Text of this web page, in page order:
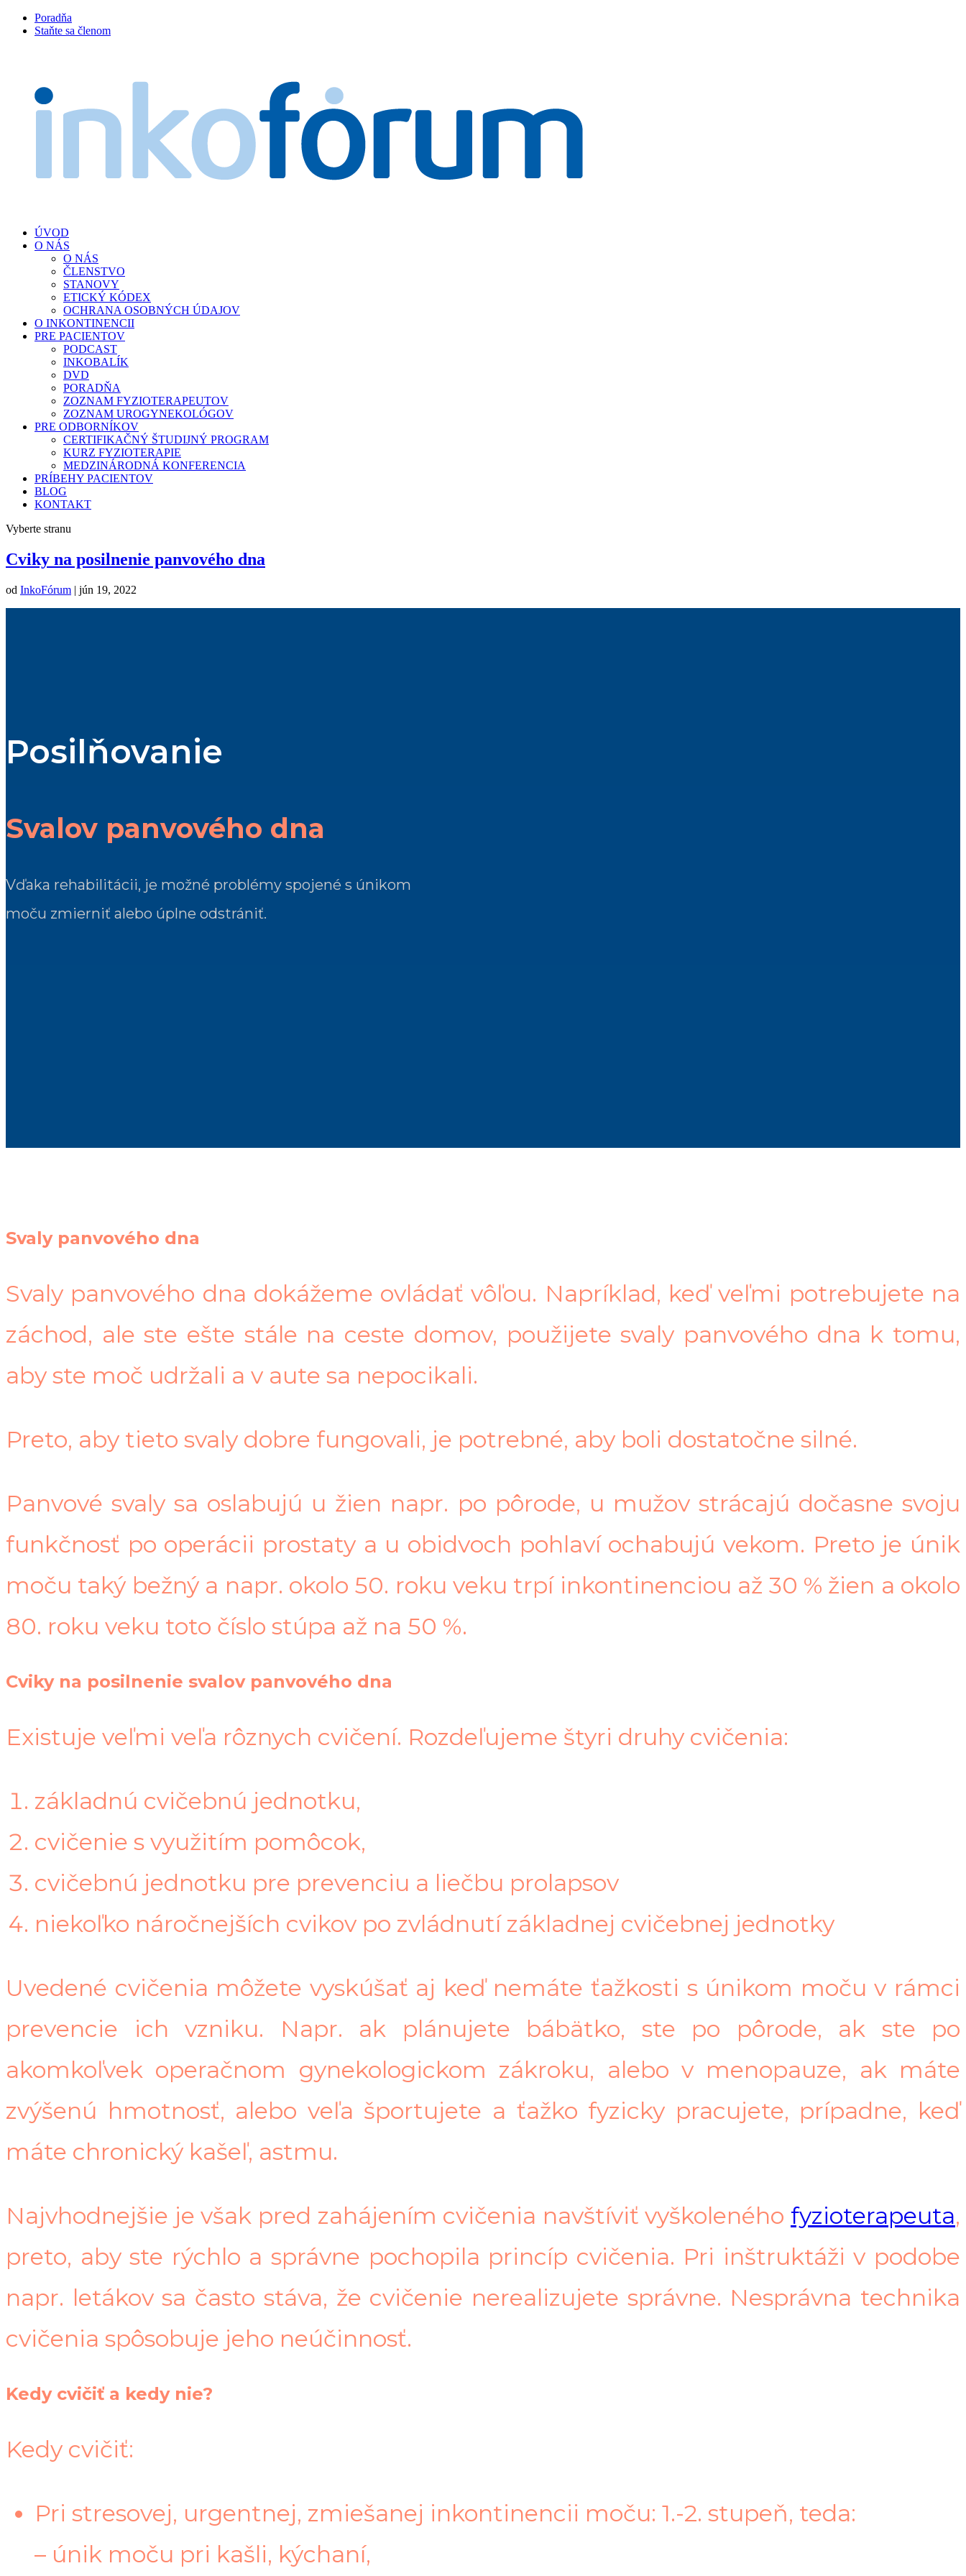
Poradňa
Staňte sa členom
ÚVOD
O NÁS
O NÁS
ČLENSTVO
STANOVY
ETICKÝ KÓDEX
OCHRANA OSOBNÝCH ÚDAJOV
O INKONTINENCII
PRE PACIENTOV
PODCAST
INKOBALÍK
DVD
PORADŇA
ZOZNAM FYZIOTERAPEUTOV
ZOZNAM UROGYNEKOLÓGOV
PRE ODBORNÍKOV
CERTIFIKAČNÝ ŠTUDIJNÝ PROGRAM
KURZ FYZIOTERAPIE
MEDZINÁRODNÁ KONFERENCIA
PRÍBEHY PACIENTOV
BLOG
KONTAKT
Vyberte stranu
Cviky na posilnenie panvového dna
od InkoFórum | jún 19, 2022
Posilňovanie
Svalov panvového dna
Vďaka rehabilitácii, je možné problémy spojené s únikom
moču zmierniť alebo úplne odstrániť.
Svaly panvového dna
Svaly panvového dna dokážeme ovládať vôľou. Napríklad, keď veľmi potrebujete na
záchod, ale ste ešte stále na ceste domov, použijete svaly panvového dna k tomu,
aby ste moč udržali a v aute sa nepocikali.
Preto, aby tieto svaly dobre fungovali, je potrebné, aby boli dostatočne silné.
Panvové svaly sa oslabujú u žien napr. po pôrode, u mužov strácajú dočasne svoju
funkčnosť po operácii prostaty a u obidvoch pohlaví ochabujú vekom. Preto je únik
moču taký bežný a napr. okolo 50. roku veku trpí inkontinenciou až 30 % žien a okolo
80. roku veku toto číslo stúpa až na 50 %.
Cviky na posilnenie svalov panvového dna
Existuje veľmi veľa rôznych cvičení. Rozdeľujeme štyri druhy cvičenia:
základnú cvičebnú jednotku,
cvičenie s využitím pomôcok,
cvičebnú jednotku pre prevenciu a liečbu prolapsov
niekoľko náročnejších cvikov po zvládnutí základnej cvičebnej jednotky
Uvedené cvičenia môžete vyskúšať aj keď nemáte ťažkosti s únikom moču v rámci
prevencie ich vzniku. Napr. ak plánujete bábätko, ste po pôrode, ak ste po
akomkoľvek operačnom gynekologickom zákroku, alebo v menopauze, ak máte
zvýšenú hmotnosť, alebo veľa športujete a ťažko fyzicky pracujete, prípadne, keď
máte chronický kašeľ, astmu.
Najvhodnejšie je však pred zahájením cvičenia navštíviť vyškoleného fyzioterapeuta,
preto, aby ste rýchlo a správne pochopila princíp cvičenia. Pri inštruktáži v podobe
napr. letákov sa často stáva, že cvičenie nerealizujete správne. Nesprávna technika
cvičenia spôsobuje jeho neúčinnosť.
Kedy cvičiť a kedy nie?
Kedy cvičiť:
Pri stresovej, urgentnej, zmiešanej inkontinencii moču: 1.-2. stupeň, teda:
– únik moču pri kašli, kýchaní,